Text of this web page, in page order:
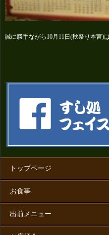
誠に勝手ながら10月11日(秋祭り本宮)
トップページ
お食事
出前メニュー